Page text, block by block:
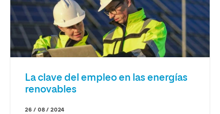
La clave del empleo en las energías
renovables
26 / 08 / 2024